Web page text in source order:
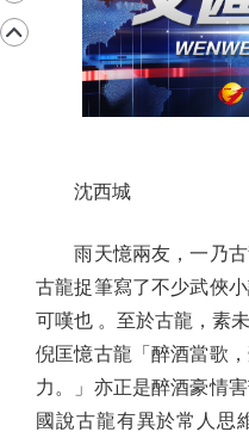
沈西城
雨天憶兩友，一乃古
古龍捉筆寫了不少武俠
可嘆也 。至於古龍，素
倪匡憶古龍「醉酒當歌
力。」亦正是醉酒豪情
國說古龍有異於常人思